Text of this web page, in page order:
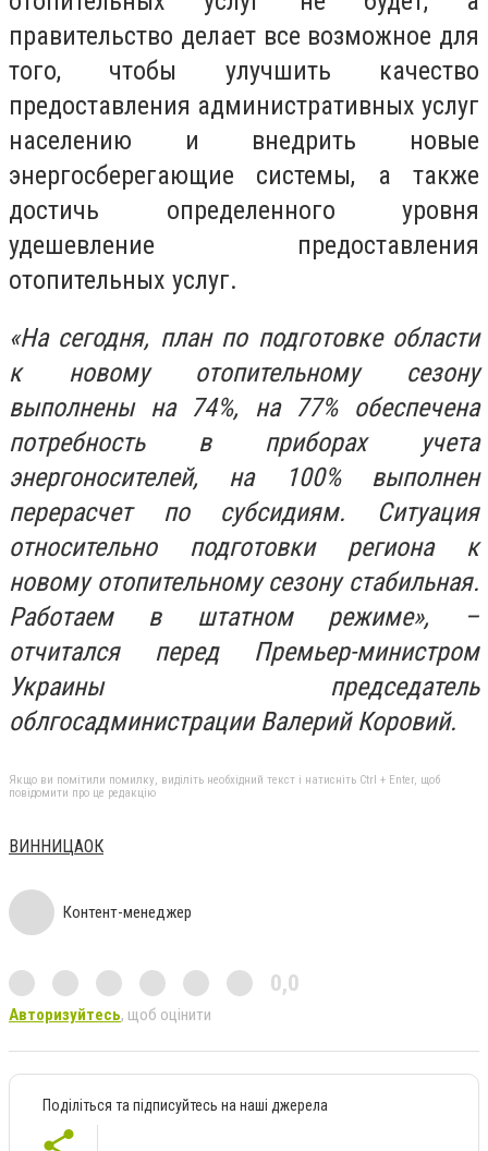
правительство делает все возможное для
того, чтобы улучшить качество
предоставления административных услуг
населению и внедрить новые
энергосберегающие системы, а также
достичь определенного уровня
удешевление предоставления
отопительных услуг.
«На сегодня, план по подготовке области
к новому отопительному сезону
выполнены на 74%, на 77% обеспечена
потребность в приборах учета
энергоносителей, на 100% выполнен
перерасчет по субсидиям. Ситуация
относительно подготовки региона к
новому отопительному сезону стабильная.
Работаем в штатном режиме», –
отчитался перед Премьер-министром
Украины председатель
облгосадминистрации Валерий Коровий.
Якщо ви помітили помилку, виділіть необхідний текст і натисніть Ctrl + Enter, щоб
повідомити про це редакцію
ВИННИЦАОК
Контент-менеджер
0,0
Авторизуйтесь, щоб оцінити
Поділіться та підписуйтесь на наші джерела